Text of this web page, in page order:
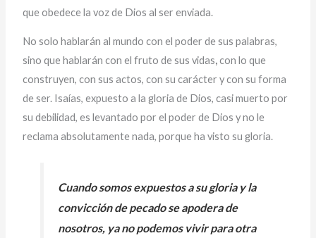
que obedece la voz de Dios al ser enviada.
No solo hablarán al mundo con el poder de sus palabras,
sino que hablarán con el fruto de sus vidas,con lo que
construyen, con sus actos, con su carácter y con su forma
de ser. Isaías, expuesto a la gloria de Dios, casi muerto por
su debilidad, es levantado por el poder de Dios y no le
reclama absolutamente nada, porque ha visto su gloria.
Cuando somos expuestos a su gloria y la
convicción de pecado se apodera de
nosotros, ya no podemos vivir para otra